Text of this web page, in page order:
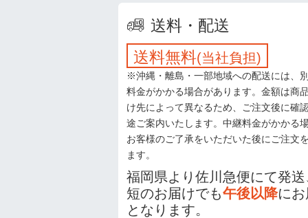
送料・配送
送料無料(当社負担)
※沖縄・離島・一部地域への配送には、
料金がかかる場合があります。金額は商
け先によって異なるため、ご注文後に確
途ご案内いたします。中継料金がかかる
お客様のご了承をいただいた後にご注文
ます。
福岡県より佐川急便にて発
短のお届けでも午後以降に
となります。